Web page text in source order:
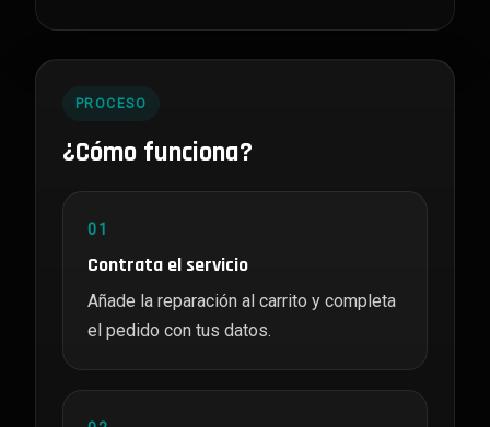
PROCESO
¿Cómo funciona?
01
Contrata el servicio
Añade la reparación al carrito y completa
el pedido con tus datos.